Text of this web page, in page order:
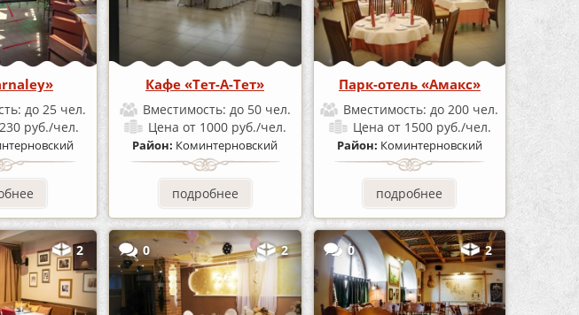
до 25 чел.
руб./чел.
Кафе «Тет-А-Тет»
Вместимость: до 50 чел.
Ценаот 1000 руб./чел.
Район: Коминтерновский
подробнее
Парк-отель «Амакс»
Вместимость:до 200 чел.
Цена от 1500 руб./чел.
Район: Коминтерновский
подробнее
2 0 2 0 2